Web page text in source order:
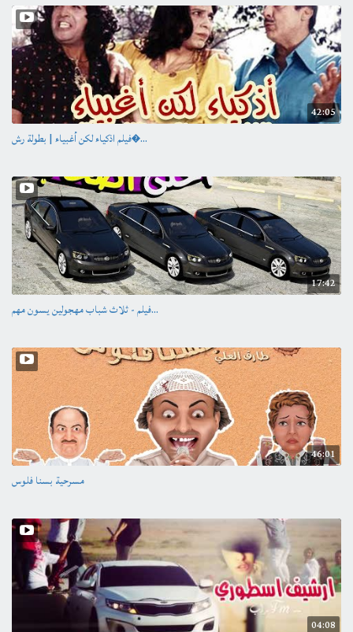
فيديو/منوعات
42:05
فيلم اذكياء لكن أغبياء | بطولة رش�...
17:42
فيلم - ثلاث شباب مهجولين يسون مهم...
46:01
مسرحية بسنا فلوس
04:08